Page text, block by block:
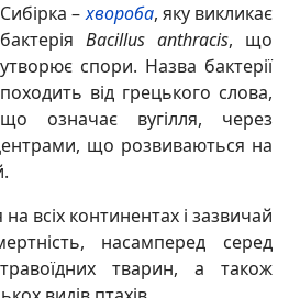
Сибірка –хвороба, яку викликає
бактерія Bacillus anthracis, що
утворює спори. Назва бактерії
походить від грецького слова,
що означає вугілля, через
що розвиваються на
на всіх континентах і зазвичай
насамперед серед
тварин, а також